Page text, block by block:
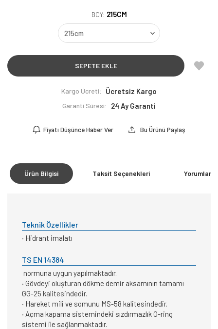
BOY: 215CM
SEPETE EKLE
Kargo Ücreti: Ücretsiz Kargo
Garanti Süresi: 24 Ay Garanti
Fiyatı Düşünce Haber Ver Bu Ürünü Paylaş
Ürün Bilgisi Taksit Seçenekleri Yorumlar
Teknik Özellikler
· Hidrant imalatı
TS EN 14384
normuna uygun yapılmaktadır.
· Gövdeyi oluşturan dökme demir aksamının tamamı
GG-25 kalitesindedir.
· Hareket mili ve somunu MS-58 kalitesindedir.
· Açma kapama sistemindeki sızdırmazlık O-ring
sistemi ile sağlanmaktadır.